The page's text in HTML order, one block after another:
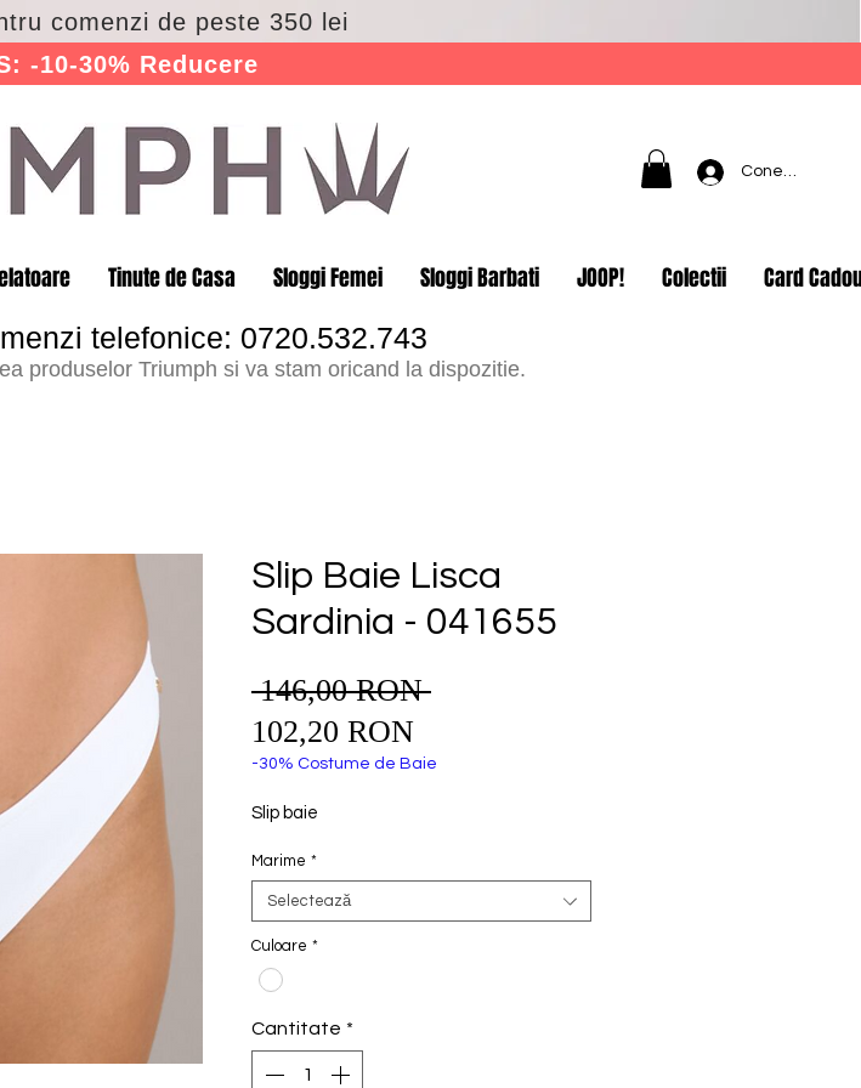
comenzi de peste 350 lei
-10-30% Reducere
Conectează-
Tinute de Casa Sloggi Femei Sloggi Barbati JOOP! Colectii Card
telefonice: 0720.532.743
produselor Triumph si va stam oricand la dispozitie.
Slip Baie Lisca
Sardinia - 041655
146,00 RON Preț
102,20 RONPreț
redus
-30% Costume de Baie
Slip baie
Marime *
Selectează
Culoare *
Cantitate *